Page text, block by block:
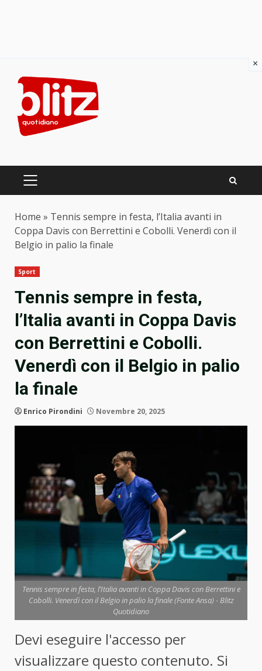
content
PRIMARY
Home » Tennis sempre in festa, l’Italia avanti in
Coppa Davis con Berrettini e Cobolli. Venerdì con il
Belgio in palio la finale
Sport
Tennis sempre in festa,
l’Italia avanti in Coppa Davis
con Berrettini e Cobolli.
Venerdì con il Belgio in palio
la finale
Enrico Pirondini Novembre 20, 2025
Tennis sempre in festa, l’Italia avanti in Coppa Davis con Berrettini e
Cobolli. Venerdì con il Belgio in palio la finale (Fonte Ansa) - Blitz
Quotidiano
Devi eseguire l'accesso per
visualizzare questo contenuto. Si
×